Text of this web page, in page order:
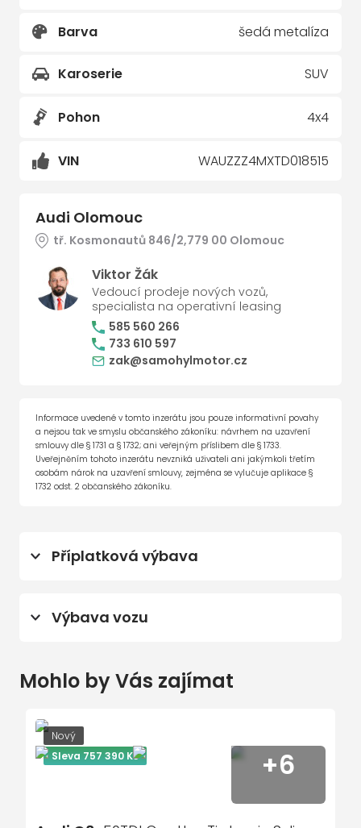
Příplatková výbava
asistent změny jízdního pruhu
aut. klimatizace
aut. převodovka
automatické přepínání dálkových světel
bezdrátová nabíječka mobilních
Výbava vozu
8 rychlostních stupňů
adaptivní regulace podvozku
Adaptivní tempomat
Mohlo by Vás zajímat
Nový
Sleva 757 390 Kč
+6
Barva šedá metalíza
Karoserie SUV
Pohon 4x4
VIN WAUZZZ4MXTD018515
Audi Olomouc
tř. Kosmonautů 846/2,779 00 Olomouc
Viktor Žák
Vedoucí prodeje nových vozů,
specialista na operativní leasing
585 560 266
733 610 597
zak@samohylmotor.cz
Informace uvedené v tomto inzerátu jsou pouze informativní povahy
a nejsou tak ve smyslu občanského zákoníku: návrhem na uzavření
smlouvy dle § 1731 a § 1732; ani veřejným příslibem dle § 1733.
Uveřejněním tohoto inzerátu nevzniká uživateli ani jakýmkoli třetím
osobám nárok na uzavření smlouvy, zejména se vylučuje aplikace §
1732 odst. 2 občanského zákoníku.